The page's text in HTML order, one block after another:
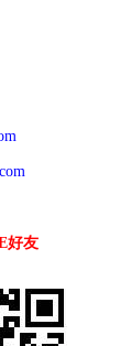
好友